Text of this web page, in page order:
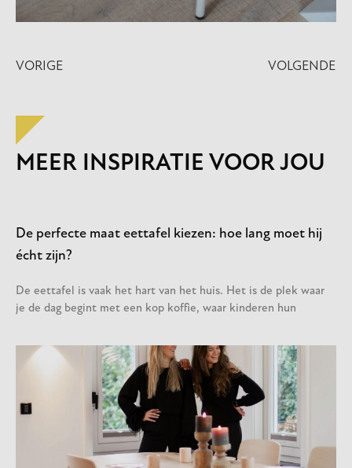
VORIGE VOLGENDE
MEER INSPIRATIE VOOR JOU
De perfecte maat eettafel kiezen: hoe lang moet hij
écht zijn?
De eettafel is vaak het hart van het huis. Het is de plek waar
je de dag begint met een kop koffie, waar kinderen hun